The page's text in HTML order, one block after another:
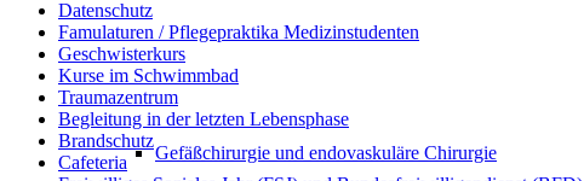
Gefäßchirurgie und endovaskuläre Chirurgie
Datenschutz
Famulaturen / Pflegepraktika Medizinstudenten
Geschwisterkurs
Kurse im Schwimmbad
Traumazentrum
Begleitung in der letzten Lebensphase
Brandschutz
Cafeteria